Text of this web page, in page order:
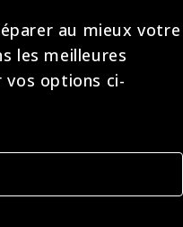
au mieux votre
les meilleures
vos options ci-